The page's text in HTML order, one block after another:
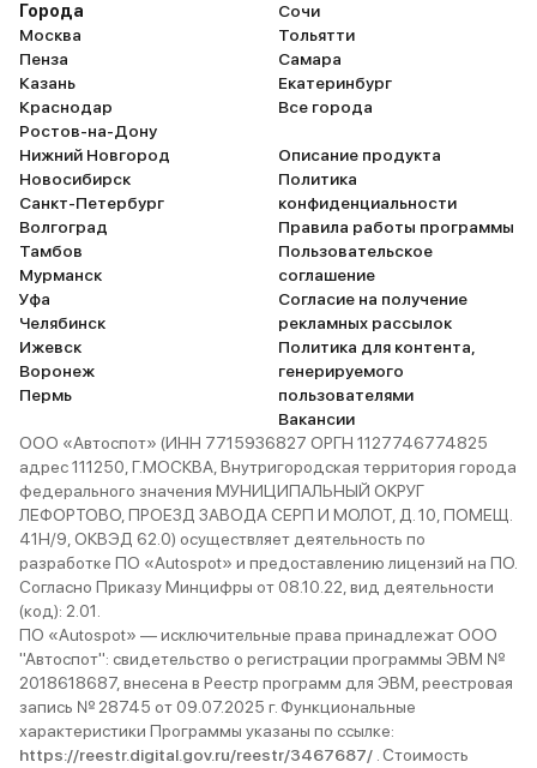
Города
Москва
Пенза
Казань
Краснодар
Ростов-на-Дону
Нижний Новгород
Новосибирск
Санкт-Петербург
Волгоград
Тамбов
Мурманск
Уфа
Челябинск
Ижевск
Воронеж
Пермь
Сочи
Тольятти
Самара
Екатеринбург
Все города
Описание продукта
Политика
конфиденциальности
Правила работы программы
Пользовательское
соглашение
Согласие на получение
рекламных рассылок
Политика для контента,
генерируемого
пользователями
Вакансии
ООО «Автоспот» (ИНН 7715936827 ОРГН 1127746774825
адрес 111250, Г.МОСКВА, Внутригородская территория города
федерального значения МУНИЦИПАЛЬНЫЙ ОКРУГ
ЛЕФОРТОВО, ПРОЕЗД ЗАВОДА СЕРП И МОЛОТ, Д. 10, ПОМЕЩ.
41Н/9, ОКВЭД 62.0) осуществляет деятельность по
разработке ПО «Autospot» и предоставлению лицензий на ПО.
Согласно Приказу Минцифры от 08.10.22, вид деятельности
(код): 2.01.
ПО «Autospot» — исключительные права принадлежат ООО
"Автоспот": свидетельство о регистрации программы ЭВМ №
2018618687, внесена в Реестр программ для ЭВМ, реестровая
запись № 28745 от 09.07.2025 г. Функциональные
характеристики Программы указаны по ссылке:
https://reestr.digital.gov.ru/reestr/3467687/ . Стоимость